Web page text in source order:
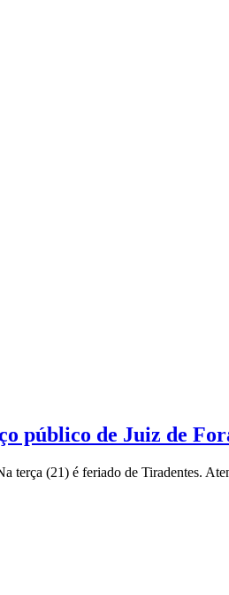
público de Juiz de
terça (21) é feriado de Tiradentes.